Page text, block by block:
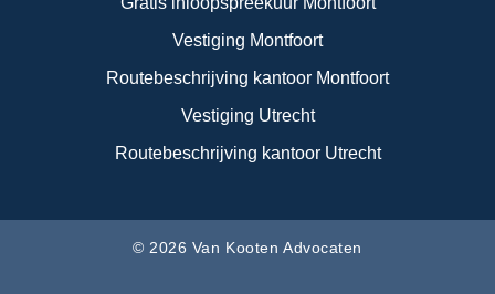
Vestiging Montfoort
Routebeschrijving kantoor Montfoort
Vestiging Utrecht
Routebeschrijving kantoor Utrecht
© 2026 Van Kooten Advocaten